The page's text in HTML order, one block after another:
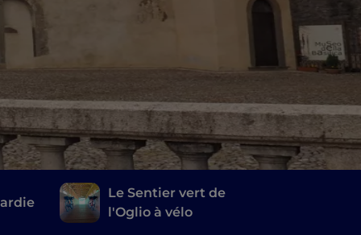
Le Sentier vert de
l'Oglio à vélo